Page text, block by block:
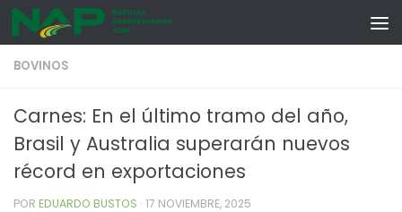
Skip to content
BOVINOS
Carnes: En el último tramo del año,
Brasil y Australia superarán nuevos
récord en exportaciones
POR EDUARDO BUSTOS · 17 NOVIEMBRE, 2025